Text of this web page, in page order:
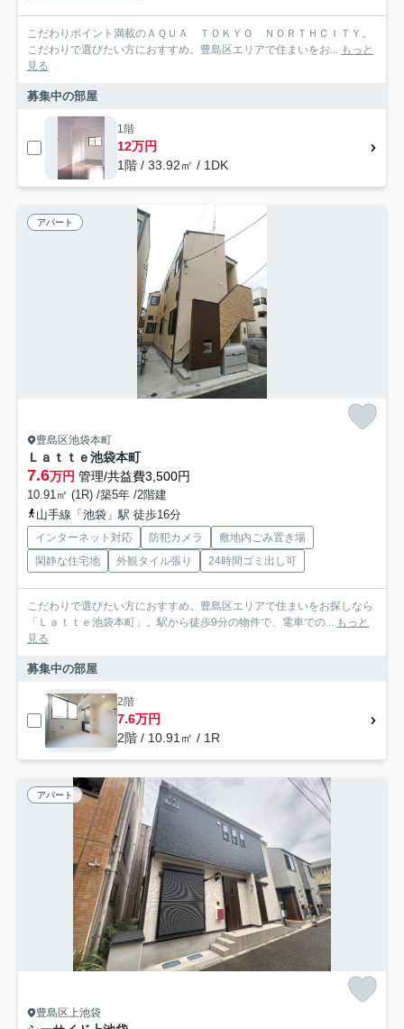
こだわりポイント満載のＡＱＵＡ ＴＯＫＹＯ ＮＯＲＴＨＣＩＴＹ。
こだわりで選びたい方におすすめ。豊島区エリアで住まいをお... もっと
見る
募集中の部屋
1階
12万円
1階 / 33.92㎡ / 1DK
アパート
豊島区池袋本町
Ｌａｔｔｅ池袋本町
7.6万円 管理/共益費3,500円
10.91㎡ (1R) /築5年 /2階建
山手線「池袋」駅 徒歩16分
インターネット対応 防犯カメラ
敷地内ごみ置き場
閑静な住宅地
外観タイル張り 24時間ゴミ出し可
こだわりで選びたい方におすすめ。豊島区エリアで住まいをお探しなら
「Ｌａｔｔｅ池袋本町」。駅から徒歩9分の物件で、電車での... もっと
見る
募集中の部屋
2階
7.6万円
2階 / 10.91㎡ / 1R
アパート
豊島区上池袋